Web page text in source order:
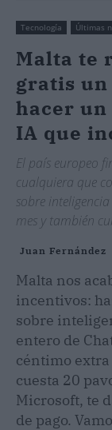
Tecnología Últimas
Malta te
gratis un
hacer un
IA que
El país europeo
cualquiera que
sobre
mes y también
Juan Fernández
Malta nos
incentivos:
sobre
entero de
céntimo
cuesta 20
Microsoft, te
de pago.